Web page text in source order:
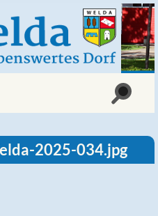
2025-034.jpg